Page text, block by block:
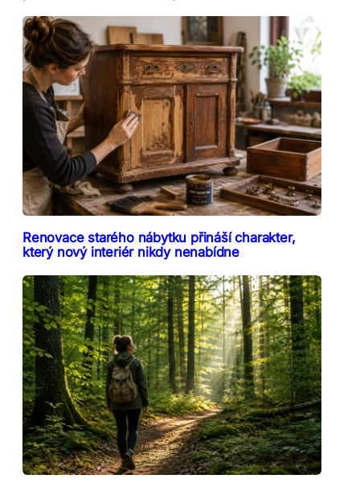
Renovace starého nábytku přináší charakter,
který nový interiér nikdy nenabídne